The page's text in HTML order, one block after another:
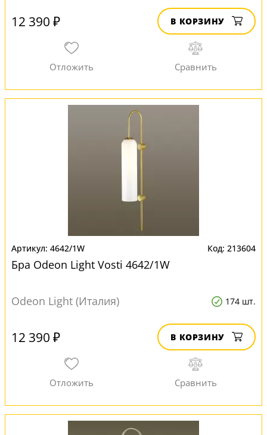
12 390 ₽ В КОРЗИНУ
4642/1W 213604
Бра Odeon Light Vosti 4642/1W
Odeon Light (Италия) 174 шт.
12 390 ₽ В КОРЗИНУ